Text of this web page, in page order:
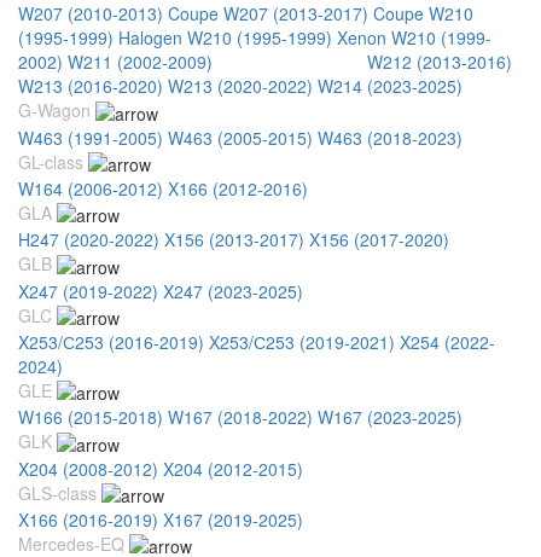
W207 (2010-2013) Coupe W207 (2013-2017) Coupe W210
(1995-1999) Halogen W210 (1995-1999) Xenon W210 (1999-
2002) W211 (2002-2009)
W212 (2013-2016)
W213 (2016-2020) W213 (2020-2022) W214 (2023-2025)
G-Wagon
W463 (1991-2005) W463 (2005-2015) W463 (2018-2023)
GL-class
W164 (2006-2012) X166 (2012-2016)
GLA
H247 (2020-2022) X156 (2013-2017) X156 (2017-2020)
GLB
X247 (2019-2022) X247 (2023-2025)
GLC
X253/С253 (2016-2019) X253/С253 (2019-2021) X254 (2022-
2024)
GLE
W166 (2015-2018) W167 (2018-2022) W167 (2023-2025)
GLK
X204 (2008-2012) X204 (2012-2015)
GLS-class
X166 (2016-2019) X167 (2019-2025)
Mercedes-EQ